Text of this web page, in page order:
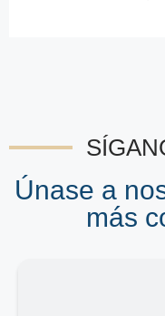
Únase a
más